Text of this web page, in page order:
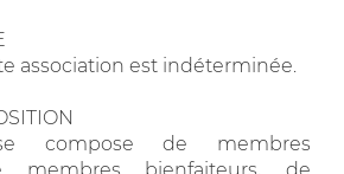
association est indéterminée.
se compose de membres
membres bienfaiteurs, de